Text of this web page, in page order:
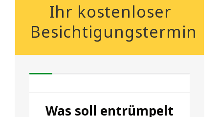
Ihr kostenloser
Besichtigungstermin